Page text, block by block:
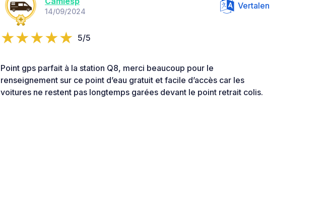
14/09/2024
Vertalen
5/5
Point gps parfait à la station Q8, merci beaucoup pour le
renseignement sur ce point d’eau gratuit et facile d’accès car les
voitures ne restent pas longtemps garées devant le point retrait colis.